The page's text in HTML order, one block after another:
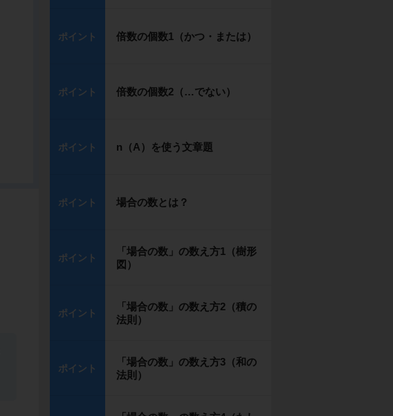
ポイント 倍数の個数1（かつ・または）
ポイント 倍数の個数2（…でない）
ポイント n（A）を使う文章題
ポイント 場合の数とは？
ポイント
「場合の数」の数え方1（樹形
図）
ポイント
「場合の数」の数え方2（積の
法則）
ポイント
「場合の数」の数え方3（和の
法則）